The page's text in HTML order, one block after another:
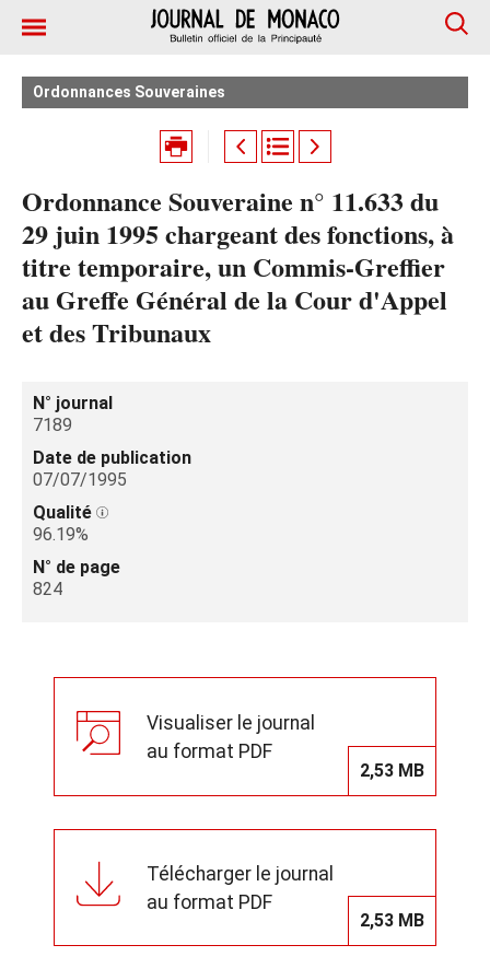
Ordonnances Souveraines
Ordonnance Souveraine n° 11.633 du
29 juin 1995 chargeant des fonctions, à
titre temporaire, un Commis-Greffier
au Greffe Général de la Cour d'Appel
et des Tribunaux
N° journal
7189
Date de publication
07/07/1995
Qualité
96.19%
N° de page
824
Visualiser le journal
au format PDF
2,53 MB
Télécharger le journal
au format PDF
2,53 MB